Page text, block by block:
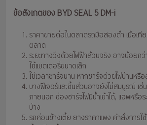
ข้อสังเกตของ BYD SEAL 5 DM-i
ราคาขายต่อในตลาดรถมือสองต่ำ เมื่อเ
ตลาด
ระยะทางวิ่งด้วยไฟฟ้าล้วนจริง อาจน้อยกว่
ใช้แบตเตอรี่ขนาดเล็ก
ใช้เวลาชาร์จนาน หากชาร์จด้วยไฟบ้านหรื
บางฟีเจอร์และชิ้นส่วนอาจยังไม่สมบูรณ์ เช่
ภายนอก ช่องชาร์จไฟมีน้ำเข้าได้, แอพหรือ
บ้าง
รถค่อนข้างเตี้ย ยางราคาแพง คำสั่งการใช้